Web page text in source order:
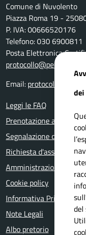
Comune di Nuvolento
Piazza Roma 19 -
P. IVA: 00666520176
Telefono: 030 6900811
Posta Elettronica
Email:
Leggi le FAQ
Prenotazione
Segnalazione disservizio
Richiesta d'assistenza
Amministrazione
Cookie policy
Informativa Privacy
Note Legali
Albo pretorio
dei
del